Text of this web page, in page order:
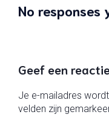
No responses
Geef een
Je e-mailadres
velden zijn